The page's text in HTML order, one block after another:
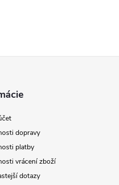
dopravy
platby
vrácení zboží
dotazy